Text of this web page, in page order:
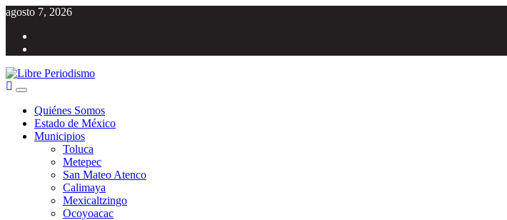
Saltar
contenido
agosto 7, 2026
Menú
principal
Quiénes Somos
Estado de México
Municipios
Toluca
Metepec
San Mateo Atenco
Calimaya
Mexicaltzingo
Ocoyoacac